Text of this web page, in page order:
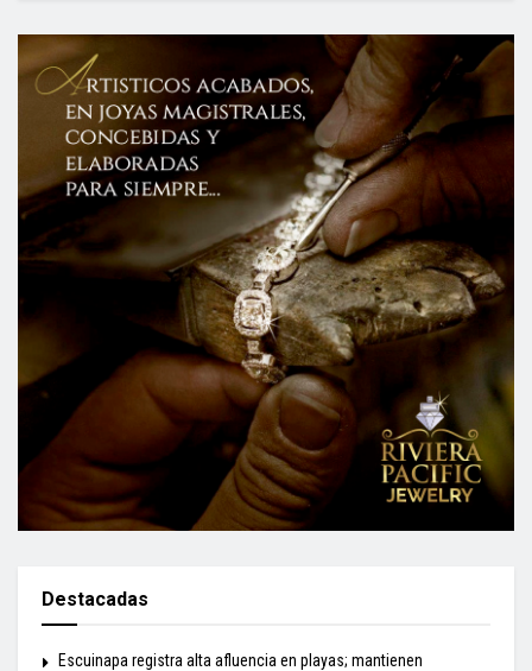
Destacadas
Escuinapa registra alta afluencia en playas; mantienen